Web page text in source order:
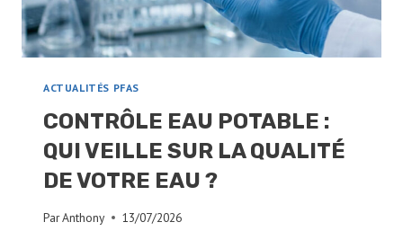
ACTUALITÉS PFAS
CONTRÔLE EAU POTABLE :
QUI VEILLE SUR LA QUALITÉ
DE VOTRE EAU ?
ParAnthony 13/07/2026